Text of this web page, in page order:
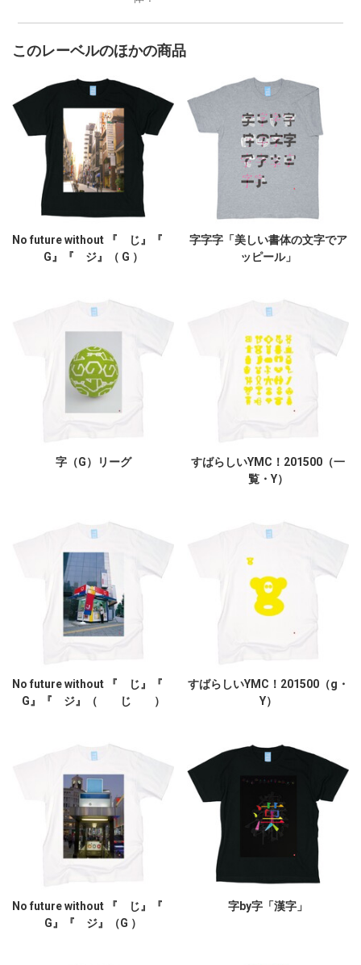
このレーベルのほかの商品
No future without 『 じ』『
G』『 ジ』（ G ）
字字字「美しい書体の文字でア
ッピール」
字（G）リーグ
すばらしいYMC！201500（一
覧・Y）
No future without 『 じ』『
G』『 ジ』（ じ ）
すばらしいYMC！201500（g・
Y）
No future without 『 じ』『
G』『 ジ』（G ）
字by字「漢字」